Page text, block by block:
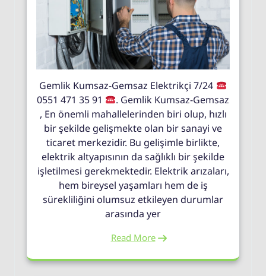
Gemlik Kumsaz-Gemsaz Elektrikçi 7/24
0551 471 35 91
. Gemlik Kumsaz-Gemsaz
, En önemli mahallelerinden biri olup, hızlı
bir şekilde gelişmekte olan bir sanayi ve
ticaret merkezidir. Bu gelişimle birlikte,
elektrik altyapısının da sağlıklı bir şekilde
işletilmesi gerekmektedir. Elektrik arızaları,
hem bireysel yaşamları hem de iş
sürekliliğini olumsuz etkileyen durumlar
arasında yer
Read More